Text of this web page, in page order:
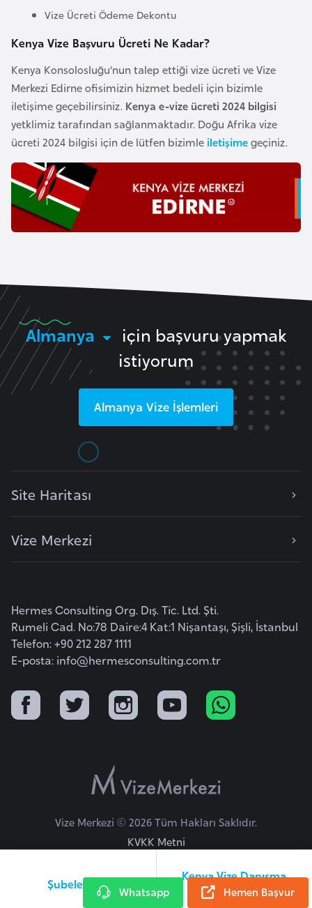
Vize Ücreti Ödeme Dekontu
Kenya Vize Başvuru Ücreti Ne Kadar?
Kenya Konsolosluğu’nun talep ettiği vize ücreti ve Vize
Merkezi Edirne ofisimizin hizmet bedeli için bizimle
iletişime geçebilirsiniz. Kenya e-vize ücreti 2024 bilgisi
yetklimiz tarafından sağlanmaktadır. Doğu Afrika vize
ücreti 2024 bilgisi için de lütfen bizimle iletişimegeçiniz.
Şubelerimiz
Kenya Vize Danışma
Hattı
Almanya
için başvuru yapmak
istiyorum
Almanya Vize İşlemleri
Site Haritası
Vize Merkezi
Hermes Consulting Org. Dış. Tic. Ltd. Şti.
Rumeli Cad. No:78 Daire:4 Kat:1 Nişantaşı, Şişli, İstanbul
Telefon: +90 212 287 1111
E-posta: info@hermesconsulting.com.tr
Vize Merkezi © 2026 Tüm Hakları Saklıdır.
KVKK Metni
u
g
a
r
i
s
t
a
n
n
s
t
o
y
t
i
y
o
p
y
a
Hemen Başvur
Whatsapp